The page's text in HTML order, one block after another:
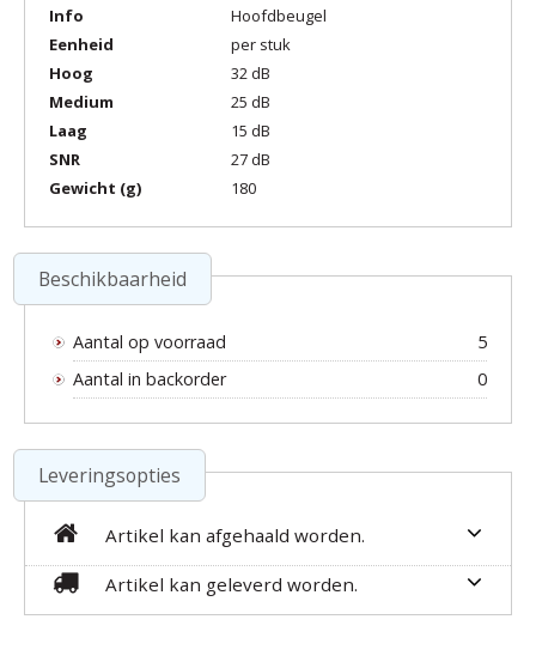
Info
Hoofdbeugel
Eenheid
per stuk
Hoog
32 dB
Medium
25 dB
Laag
15 dB
SNR
27 dB
Gewicht (g)
180
Beschikbaarheid
Aantal op voorraad
5
Aantal in backorder
0
Leveringsopties
Artikel kan afgehaald worden.
Artikel kan geleverd worden.